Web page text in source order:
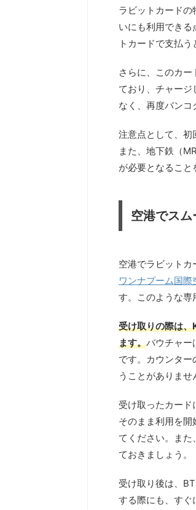
ラビットカード
いにも利用でき
トカードで支払
さらに、このカ
ており、チャージ
なく、再度バンコ
注意点として、初
また、地下鉄（
が必要となること
空港でス
空港でラビットカ
ワンナプーム国際
す。このような専
受け取りの際は
ます。バウチャー
です。カウンタ
うことがありませ
受け取ったカー
そのまま利用を
てください。また
ておきましょう。
受け取り後は、
する際にも、すぐ